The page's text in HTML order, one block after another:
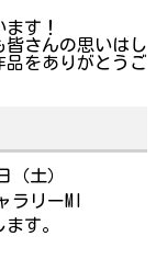
す！
さんの思いはし
品をありがとうご
（土）
リーMI
ます。